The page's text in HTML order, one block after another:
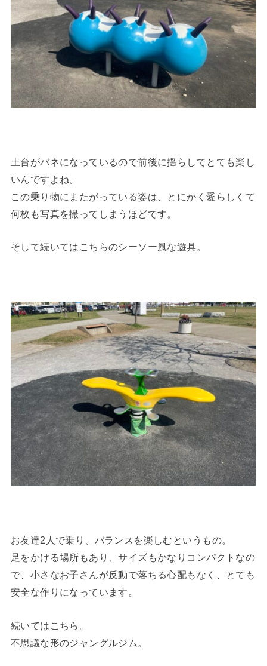
土台がバネになっているので前後に揺らしてとても楽し
いんですよね。
この乗り物にまたがっている姿は、とにかく愛らしくて
何枚も写真を撮ってしまうほどです。
そして続いてはこちらのシーソー風な遊具。
お友達2人で乗り、バランスを楽しむというもの。
足をかける場所もあり、サイズもかなりコンパクトなの
で、小さなお子さんが反動で落ちる心配もなく、とても
安全な作りになっています。
続いてはこちら。
不思議な形のジャングルジム。